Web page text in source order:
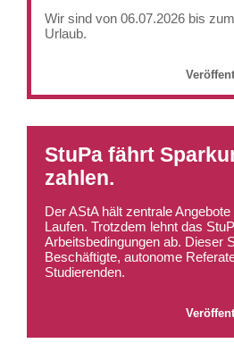
Wir sind von 06.07.2026 bis
Urlaub.
StuPa fährt
zahlen.
Der AStA hält zentrale
Laufen. Trotzdem lehnt das
Arbeitsbedingungen ab. Dieser
Beschäftigte, autonome
Studierenden.